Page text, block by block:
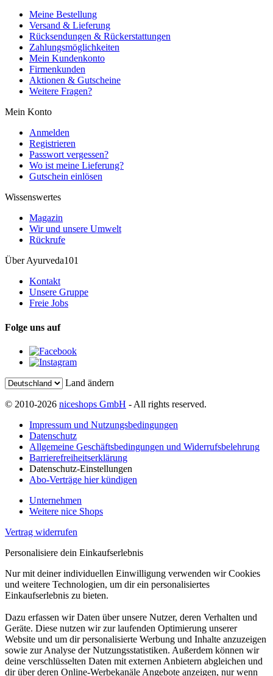
Meine Bestellung
Versand & Lieferung
Rücksendungen & Rückerstattungen
Zahlungsmöglichkeiten
Mein Kundenkonto
Firmenkunden
Aktionen & Gutscheine
Weitere Fragen?
Mein Konto
Anmelden
Registrieren
Passwort vergessen?
Wo ist meine Lieferung?
Gutschein einlösen
Wissenswertes
Magazin
Wir und unsere Umwelt
Rückrufe
Über Ayurveda101
Kontakt
Unsere Gruppe
Freie Jobs
Folge uns auf
Land ändern
© 2010-2026 niceshops GmbH - All rights reserved.
Impressum und Nutzungsbedingungen
Datenschutz
Allgemeine Geschäftsbedingungen und Widerrufsbelehrung
Barrierefreiheitserklärung
Datenschutz-Einstellungen
Abo-Verträge hier kündigen
Unternehmen
Weitere nice Shops
Vertrag widerrufen
Personalisiere dein Einkaufserlebnis
Nur mit deiner individuellen Einwilligung verwenden wir Cookies
und weitere Technologien, um dir ein personalisiertes
Einkaufserlebnis zu bieten.
Dazu erfassen wir Daten über unsere Nutzer, deren Verhalten und
Geräte. Diese nutzen wir zur laufenden Optimierung unserer
Website und um dir personalisierte Werbung und Inhalte anzuzeigen
sowie zur Analyse der Nutzungsstatistiken. Außerdem können wir
deine verschlüsselten Daten mit externen Anbietern abgleichen und
dir über deren Online-Werbekanäle Angebote anzeigen, nur wenn